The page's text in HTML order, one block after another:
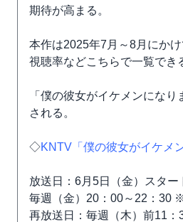
期待が高まる。
本作は2025年7月～8月にか
視聴率などこちらで一覧でき
「僕の彼女がイケメンにな
される。
◇KNTV「僕の彼女がイケメ
放送日：6月5日（金）スター
毎週（金）20：00～22：30
再放送日：毎週（木）前11